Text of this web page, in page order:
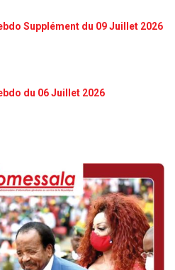
Supplément du 09 Juillet 2026
du 06 Juillet 2026